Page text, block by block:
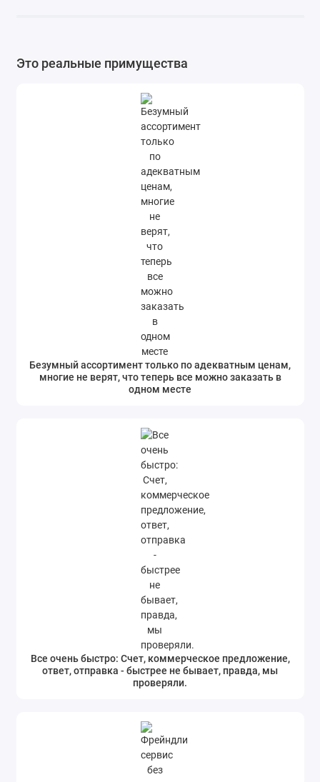
Это реальные примущества
Безумный ассортимент только по адекватным ценам,
многие не верят, что теперь все можно заказать в
одном месте
Все очень быстро: Счет, коммерческое предложение,
ответ, отправка - быстрее не бывает, правда, мы
проверяли.